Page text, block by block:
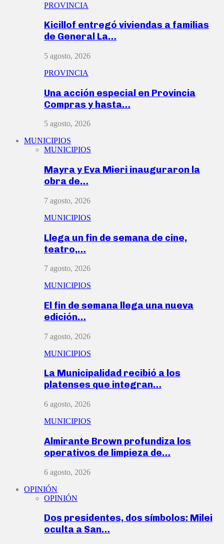
PROVINCIA
Kicillof entregó viviendas a familias
de General La…
5 agosto, 2026
PROVINCIA
Una acción especial en Provincia
Compras y hasta…
5 agosto, 2026
MUNICIPIOS
MUNICIPIOS
Mayra y Eva Mieri inauguraron la
obra de…
7 agosto, 2026
MUNICIPIOS
Llega un fin de semana de cine,
teatro,…
7 agosto, 2026
MUNICIPIOS
El fin de semana llega una nueva
edición…
7 agosto, 2026
MUNICIPIOS
La Municipalidad recibió a los
platenses que integran…
6 agosto, 2026
MUNICIPIOS
Almirante Brown profundiza los
operativos de limpieza de…
6 agosto, 2026
OPINIÓN
OPINIÓN
Dos presidentes, dos símbolos: Milei
oculta a San…